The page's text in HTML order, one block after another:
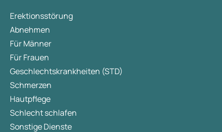
Erektionsstörung
Abnehmen
Für Männer
Für Frauen
Geschlechtskrankheiten (STD)
Schmerzen
Hautpflege
Schlecht schlafen
Sonstige Dienste